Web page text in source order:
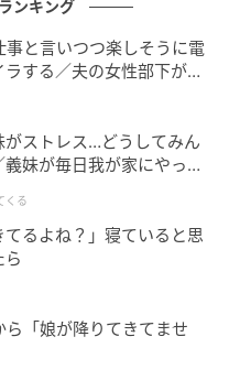
ンキング
と言いつつ楽しそうに電
する／夫の女性部下が気
がストレス…どうしてみん
妹が毎日我が家にやって
くる
るよね？」寝ていると思
ら
「娘が降りてきてませ